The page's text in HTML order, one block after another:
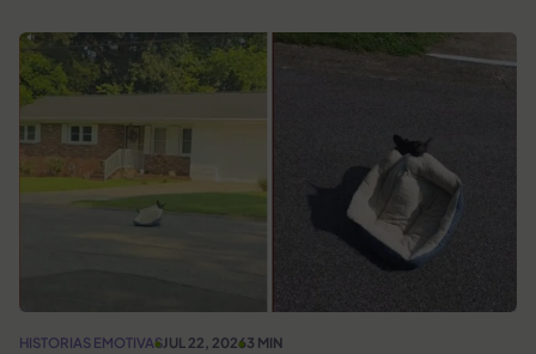
HISTORIAS EMOTIVASJUL 22, 20263 MIN